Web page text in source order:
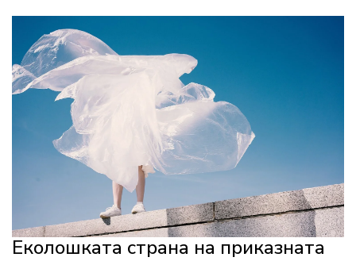
Еколошката страна на приказната